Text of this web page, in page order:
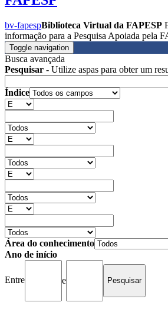
bv-fapespBiblioteca Virtual da FAPESP
informação para a Pesquisa Apoiada pela
Toggle navigation
Busca avançada
Pesquisar - Utilize aspas para obter um
Índice
Área do conhecimento
Ano de início
Entre e